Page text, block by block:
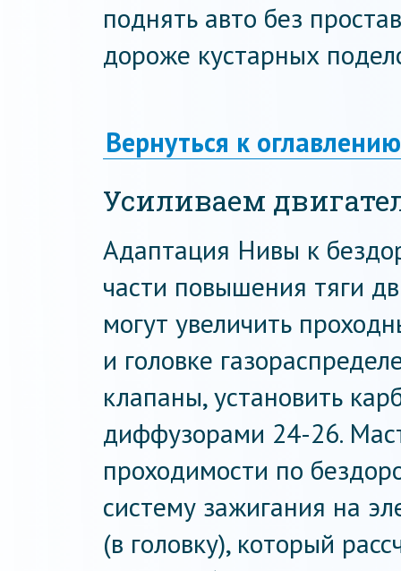
поднять авто без
дороже кустарных
Вернуться к оглавлению
Усиливаем
Адаптация Нивы к
части повышения тяги
могут увеличить
и головке
клапаны, установить
диффузорами 24-26.
проходимости по
систему зажигания на
(в головку), который